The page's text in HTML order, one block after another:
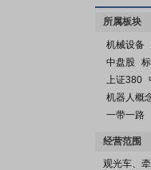
所属板块
机械设备
中盘股
上证380
机器人概
一带一路
经营范围
观光车、